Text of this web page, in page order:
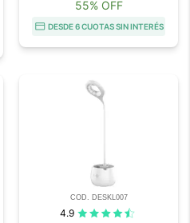
55% OFF
DESDE 6 CUOTAS SIN INTERÉS
COD. DESKL007
4.9